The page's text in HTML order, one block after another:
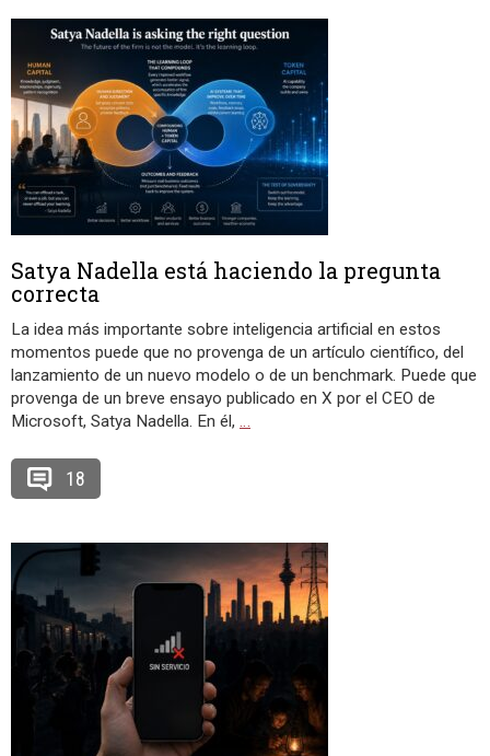
Satya Nadella está haciendo la pregunta
correcta
La idea más importante sobre inteligencia artificial en estos
momentos puede que no provenga de un artículo científico, del
lanzamiento de un nuevo modelo o de un benchmark. Puede que
provenga de un breve ensayo publicado en X por el CEO de
Microsoft, Satya Nadella. En él, …
18